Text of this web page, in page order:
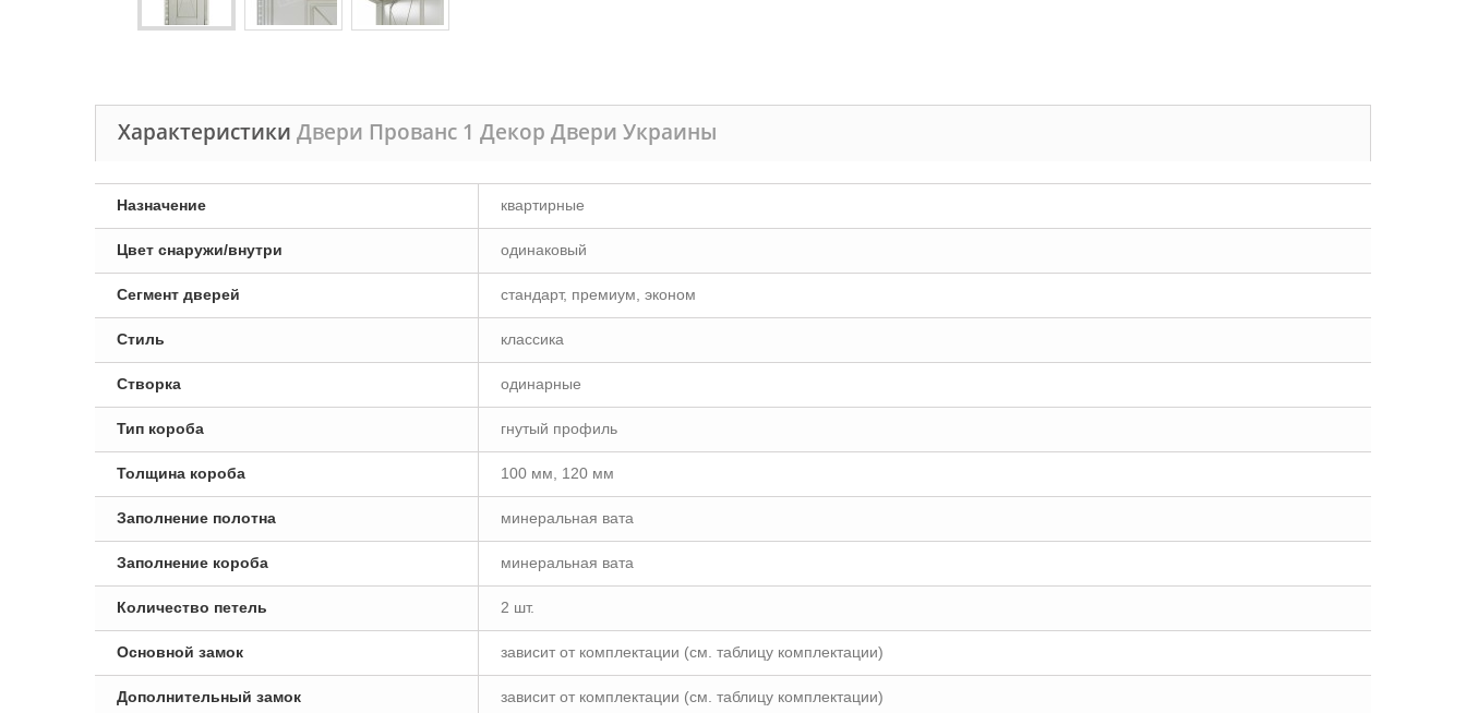
Характеристики Двери Прованс 1 Декор Двери Украины
Назначение квартирные
Цвет снаружи/внутри одинаковый
Сегмент дверей стандарт, премиум, эконом
Стиль классика
Створка одинарные
Тип короба гнутый профиль
Толщина короба 100 мм, 120 мм
Заполнение полотна минеральная вата
Заполнение короба минеральная вата
Количество петель 2 шт.
Основной замок зависит от комплектации (см. таблицу комплектации)
Дополнительный замок зависит от комплектации (см. таблицу комплектации)